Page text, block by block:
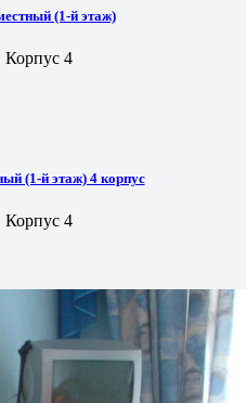
(1-й этаж)
Корпус 4
(1-й этаж) 4 корпус
Корпус 4